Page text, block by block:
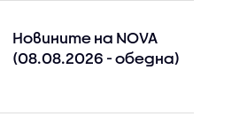
Новините на NOVA
(08.08.2026 - обедна)